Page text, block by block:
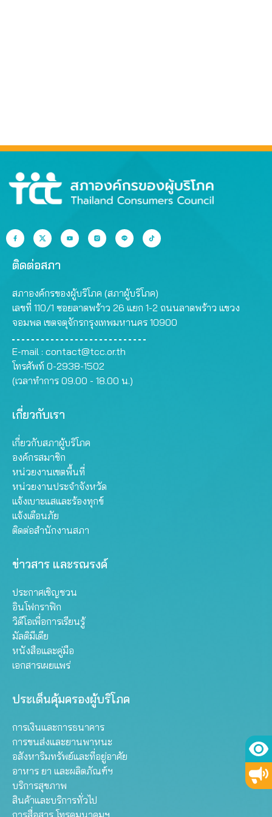
ติดต่อสภา
สภาองค์กรของผู้บริโภค (สภาผู้บริโภค)
เลขที่ 110/1 ซอยลาดพร้าว 26 แยก 1-2 ถนนลาดพร้าว แขวง
จอมพล เขตจตุจักรกรุงเทพมหานคร 10900
E-mail : contact@tcc.or.th
โทรศัพท์ 0-2938-1502
(เวลาทำการ 09.00 - 18.00 น.)
เกี่ยวกับเรา
เกี่ยวกับสภาผู้บริโภค
องค์กรสมาชิก
หน่วยงานเขตพื้นที่
หน่วยงานประจำจังหวัด
แจ้งเบาะแสและร้องทุกข์
แจ้งเตือนภัย
ติดต่อสำนักงานสภา
ข่าวสาร และรณรงค์
ประกาศเชิญชวน
อินโฟกราฟิก
วิดีโอเพื่อการเรียนรู้
มัลติมีเดีย
หนังสือและคู่มือ
เอกสารเผยแพร่
ประเด็นคุ้มครองผู้บริโภค
การเงินและการธนาคาร
การขนส่งและยานพาหนะ
อสังหาริมทรัพย์และที่อยู่อาศัย
อาหาร ยา และผลิตภัณฑ์ฯ
บริการสุขภาพ
สินค้าและบริการทั่วไป